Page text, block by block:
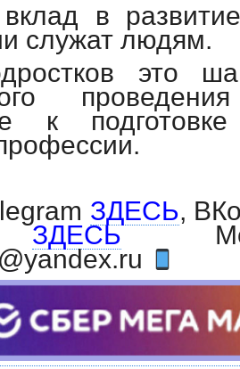
в
служат людям.
это
к
ЗДЕСЬ,
ЗДЕСЬМой